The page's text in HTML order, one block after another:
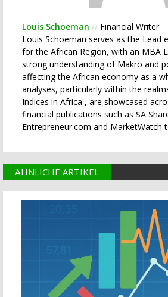
Louis Schoeman // Financial Writer
Louis Schoeman serves as the Lead
for the African Region, with an MBA
strong understanding of Makro and
affecting the African economy as a
analyses, particularly within the
Indices in Africa , are showcased
financial publications such as SA
Entrepreneur.com and MarketWatch
ÄHNLICHE ARTIKEL